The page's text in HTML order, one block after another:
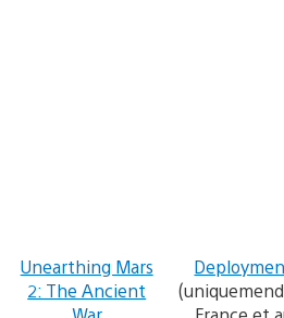
Unearthing Mars
2: The Ancient